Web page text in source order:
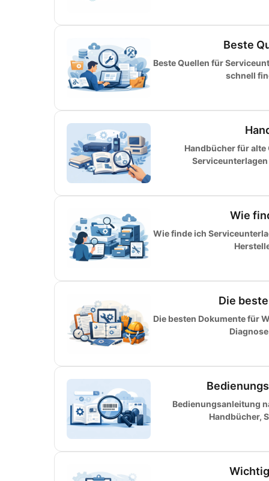
Beste
Beste Quellen für
schnell
Handbücher für alte
Wie
Wie finde ich
Die
Die besten Dokumente für
Bedienungsanleitung
Handbücher,